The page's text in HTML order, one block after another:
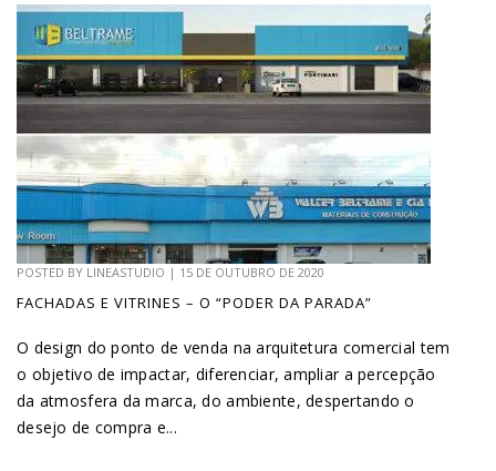
POSTED BY LINEASTUDIO | 15 DE OUTUBRO DE 2020
FACHADAS E VITRINES – O “PODER DA PARADA”
O design do ponto de venda na arquitetura comercial tem
o objetivo de impactar, diferenciar, ampliar a percepção
da atmosfera da marca, do ambiente, despertando o
desejo de compra e...